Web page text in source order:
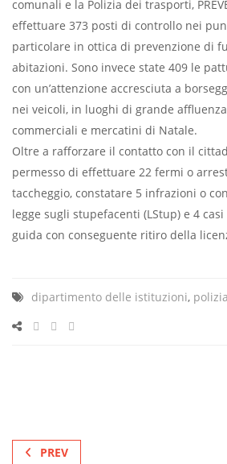
comunali e la Polizia dei trasporti,
effettuare 373 posti di controllo nei
particolare in ottica di prevenzione di
abitazioni. Sono invece state 409 le
con un’attenzione accresciuta a
nei veicoli, in luoghi di grande
commerciali e mercatini di Natale.
Oltre a rafforzare il contatto con il
permesso di effettuare 22 fermi o
taccheggio, constatare 5 infrazioni o
legge sugli stupefacenti (LStup) e 4
guida con conseguente ritiro della
dipartimento delle istituzioni, polizia
PREV